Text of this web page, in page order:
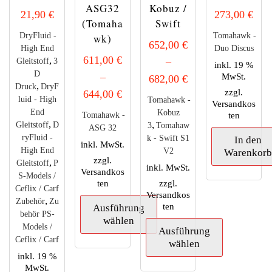
21,90 €
DryFluid -
High End
Gleitstoff, 3
D
Druck, DryF
luid - High
End
Gleitstoff, D
ryFluid -
High End
Gleitstoff, P
S-Models /
Ceflix / Carf
Zubehör, Zu
behör PS-
Models /
Ceflix / Carf
inkl. 19 %
MwSt.
ASG32
(Tomaha
wk)
611,00€
–
644,00€
Tomahawk -
ASG 32
inkl. MwSt.
zzgl.
Versandkos
ten
Ausführung
wählen
Dieses
Kobuz /
Swift
652,00€
–
682,00€
Tomahawk -
Kobuz
3, Tomahaw
k - Swift S1
V2
inkl. MwSt.
zzgl.
Versandkos
ten
Ausführung
wählen
273,00€
Tomahawk -
Duo Discus
inkl. 19 %
MwSt.
zzgl.
Versandkos
ten
In den
Warenkorb